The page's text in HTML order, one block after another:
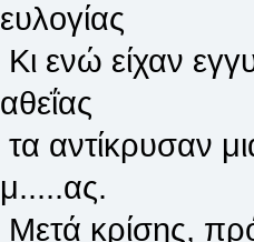
ευλογίας
Κι ενώ είχαν
αθεΐας
τα αντίκρυσαν
μ.....ας.
Μετά κρίσης,